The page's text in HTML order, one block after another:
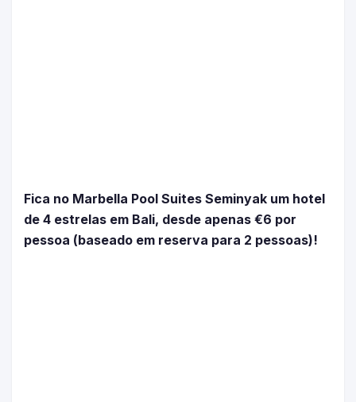
Fica no Marbella Pool Suites Seminyak um hotel
de 4 estrelas em Bali, desde apenas €6 por
pessoa (baseado em reserva para 2 pessoas)!